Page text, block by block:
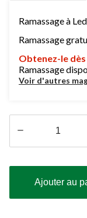
Ramassage à
Ramassage
Obtenez-le dès
Ramassage
Voir d'autres
à
Ajouter au